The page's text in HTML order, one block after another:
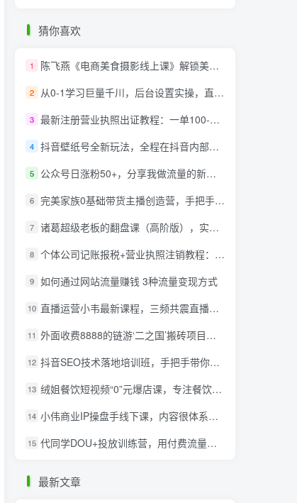
猜你喜欢
1 陈飞燕《电商美食摄影线上课》解锁美食摄影技巧+快速变现+工资or销量翻倍
2 从0-1学习巨量千川，后台设置实操，直播带货篇，新手小白入门千川必听课
3 最新注册营业执照出证教程：一单100-500，日赚300+无任何问题（全国通用）
4 抖音壁纸号全新玩法，全程在抖音内部即可直接变现
5 公众号日涨粉50+，分享我做流量的新渠道
6 完美家族0基础带货主播创造营，​手把手教你从0~1做带货主播
7 诸葛超级老板的翻盘课（高阶版），实体老板的起号课，诸葛一到流量必爆
8 个体公司记账报税+营业执照注销教程：小白一看就会，某淘接业务一单搞几百
9 如何通过网站流量赚钱 3种流量变现方式
10 直播运营小韦最新课程，三频共震直播起号5.0版本更细致，玩法更新颖
11 外面收费8888的链游‘二之国’搬砖项目，20开日收益400+【详细操作教程】
12 抖音SEO技术落地培训班，手‬把手带你做好音抖‬‬SEO
13 绒姐餐饮短视频“0”元爆店课，专注餐饮线上线下运营干货
14 小伟商业IP操盘手线下课，​内容很体系值得一学 原价16800
15 代同学DOU+投放训练营，用付费流量撬动大额自然流量，过得超额变现转化
最新文章